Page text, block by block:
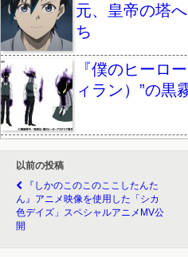
元、皇帝の塔
ち
『僕のヒーロ
ィラン）”の黒
以前の投稿
『しかのこのこのここしたんた
ん』アニメ映像を使用した「シカ
色デイズ」スペシャルアニメMV公
開